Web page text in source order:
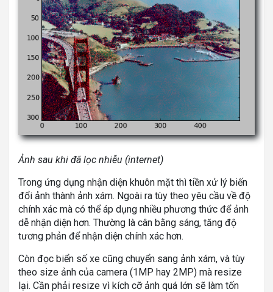
Ảnh sau khi đã lọc nhiễu (internet)
Trong ứng dụng nhận diện khuôn mặt thì tiền xử lý biến
đổi ảnh thành ảnh xám. Ngoài ra tùy theo yêu cầu về độ
chính xác mà có thể áp dụng nhiều phương thức để ảnh
dễ nhận diện hơn. Thường là cân bằng sáng, tăng độ
tương phản để nhận diện chính xác hơn.
Còn đọc biển số xe cũng chuyển sang ảnh xám, và tùy
theo size ảnh của camera (1MP hay 2MP) mà resize
lại. Cần phải resize vì kích cỡ ảnh quá lớn sẽ làm tốn